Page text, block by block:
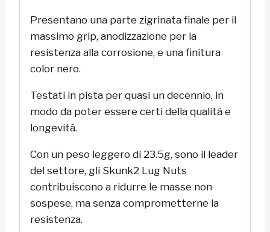
Presentano una parte zigrinata finale per il
massimo grip, anodizzazione per la
resistenza alla corrosione, e una finitura
color nero.
Testati in pista per quasi un decennio, in
modo da poter essere certi della qualità e
longevità.
Con un peso leggero di 23.5g, sono il leader
del settore, gli Skunk2 Lug Nuts
contribuiscono a ridurre le masse non
sospese, ma senza comprometterne la
resistenza.